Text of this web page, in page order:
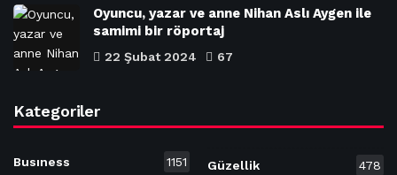
Oyuncu, yazar ve anne Nihan Aslı Aygen ile
samimi bir röportaj
22 Şubat 2024 67
Kategoriler
Busıness 1151 Güzellik 478